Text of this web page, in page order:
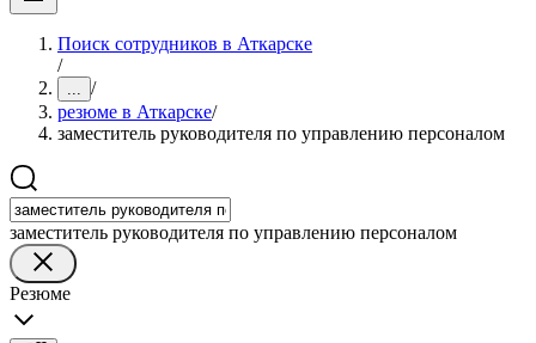
Поиск сотрудников в Аткарске
/
... /
резюме в Аткарске/
заместитель руководителя по управлению персоналом
заместитель руководителя по управлению персоналом
Резюме